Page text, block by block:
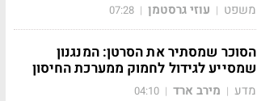
משפט | עוזי גרסטמן |
07:28
הסוכר שמסתיר את הסרטן: המנגנון
שמסייע לגידול לחמוק ממערכת החיסון
מדע | מירב ארד |
04:10